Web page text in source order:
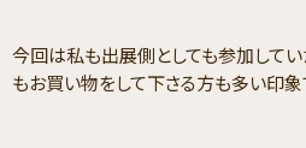
今回は私も出展側としても参加して
もお買い物をして下さる方も多い印